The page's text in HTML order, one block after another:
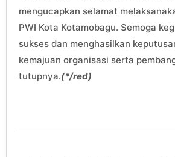
mengucapkan selamat
PWI Kota Kotamobagu. Semoga
sukses dan menghasilkan
kemajuan organisasi serta
tutupnya.(*/red)